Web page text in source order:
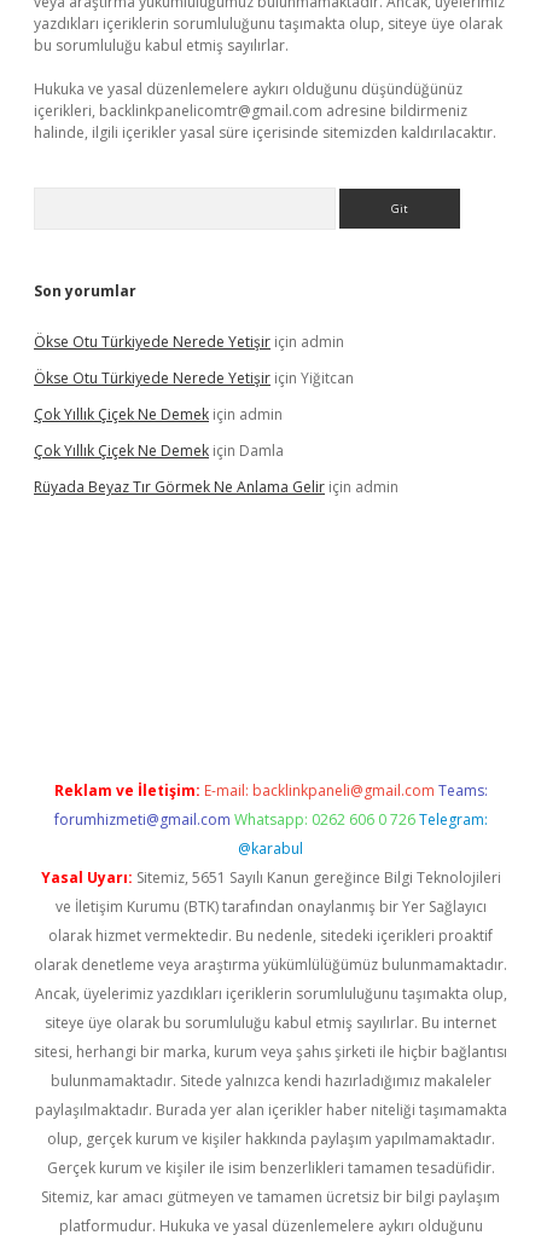
yazdıkları içeriklerin sorumluluğunu taşımakta olup, siteye üye olarak
bu sorumluluğu kabul etmiş sayılırlar.
Hukuka ve yasal düzenlemelere aykırı olduğunu düşündüğünüz
içerikleri, backlinkpanelicomtr@gmail.com adresine bildirmeniz
halinde, ilgili içerikler yasal süre içerisinde sitemizden kaldırılacaktır.
Son yorumlar
Ökse Otu Türkiyede Nerede Yetişir için admin
Ökse Otu Türkiyede Nerede Yetişir için Yiğitcan
Çok Yıllık Çiçek Ne Demek için admin
Çok Yıllık Çiçek Ne Demek için Damla
Rüyada Beyaz Tır Görmek Ne Anlama Gelir için admin
Reklam ve İletişim: E-mail: backlinkpaneli@gmail.com Teams:
forumhizmeti@gmail.com Whatsapp: 0262 606 0 726 Telegram:
@karabul
Yasal Uyarı: Sitemiz, 5651 Sayılı Kanun gereğince Bilgi Teknolojileri
ve İletişim Kurumu (BTK) tarafından onaylanmış bir Yer Sağlayıcı
olarak hizmet vermektedir. Bu nedenle, sitedeki içerikleri proaktif
olarak denetleme veya araştırma yükümlülüğümüz bulunmamaktadır.
Ancak, üyelerimiz yazdıkları içeriklerin sorumluluğunu taşımakta olup,
siteye üye olarak bu sorumluluğu kabul etmiş sayılırlar. Bu internet
sitesi, herhangi bir marka, kurum veya şahıs şirketi ile hiçbir bağlantısı
bulunmamaktadır. Sitede yalnızca kendi hazırladığımız makaleler
paylaşılmaktadır. Burada yer alan içerikler haber niteliği taşımamakta
olup, gerçek kurum ve kişiler hakkında paylaşım yapılmamaktadır.
Gerçek kurum ve kişiler ile isim benzerlikleri tamamen tesadüfidir.
Sitemiz, kar amacı gütmeyen ve tamamen ücretsiz bir bilgi paylaşım
platformudur. Hukuka ve yasal düzenlemelere aykırı olduğunu